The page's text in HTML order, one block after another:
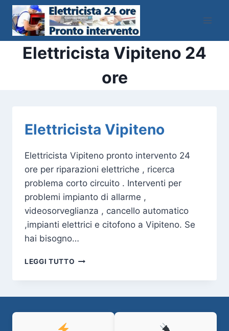
Salta
contenuto
Elettricista Vipiteno 24
ore
Elettricista Vipiteno
Elettricista Vipiteno pronto intervento 24
ore per riparazioni elettriche , ricerca
problema corto circuito . Interventi per
problemi impianto di allarme ,
videosorveglianza , cancello automatico
,impianti elettrici e citofono a Vipiteno. Se
hai bisogno…
LEGGI TUTTO ELETTRICISTA